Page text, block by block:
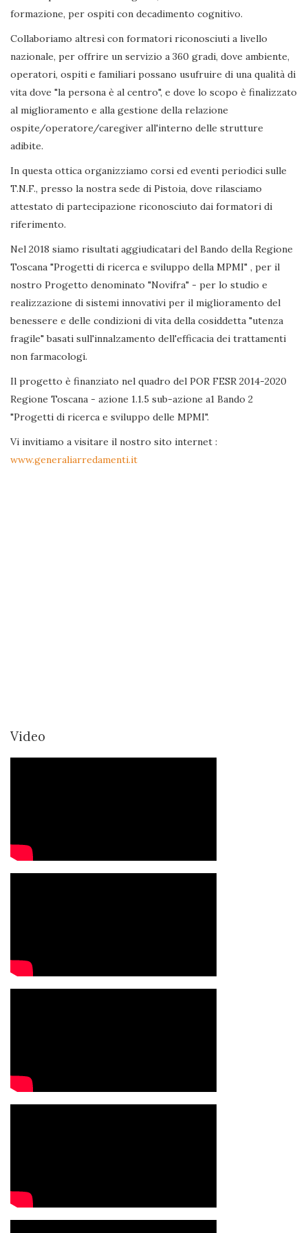
formazione, per ospiti con decadimento cognitivo.
Collaboriamo altresì con formatori riconosciuti a livello
nazionale, per offrire un servizio a 360 gradi, dove ambiente,
operatori, ospiti e familiari possano usufruire di una qualità di
vita dove "la persona è al centro", e dove lo scopo è finalizzato
al miglioramento e alla gestione della relazione
ospite/operatore/caregiver all'interno delle strutture
adibite.
In questa ottica organizziamo corsi ed eventi periodici sulle
T.N.F., presso la nostra sede di Pistoia, dove rilasciamo
attestato di partecipazione riconosciuto dai formatori di
riferimento.
Nel 2018 siamo risultati aggiudicatari del Bando della Regione
Toscana "Progetti di ricerca e sviluppo della MPMI" , per il
nostro Progetto denominato "Novifra" - per lo studio e
realizzazione di sistemi innovativi per il miglioramento del
benessere e delle condizioni di vita della cosiddetta "utenza
fragile" basati sull'innalzamento dell'efficacia dei trattamenti
non farmacologi.
Il progetto è finanziato nel quadro del POR FESR 2014-2020
Regione Toscana - azione 1.1.5 sub-azione a1 Bando 2
"Progetti di ricerca e sviluppo delle MPMI".
Vi invitiamo a visitare il nostro sito internet :
www.generaliarredamenti.it
Video